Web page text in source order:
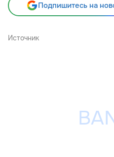
Подпишитесь на
Источник